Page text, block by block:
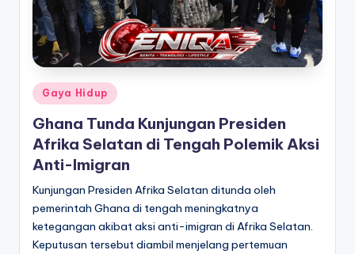
Posted
in
Gaya Hidup
Ghana Tunda Kunjungan Presiden
Afrika Selatan di Tengah Polemik Aksi
Anti-Imigran
Kunjungan Presiden Afrika Selatan ditunda oleh
pemerintah Ghana di tengah meningkatnya
ketegangan akibat aksi anti-imigran di Afrika Selatan.
Keputusan tersebut diambil menjelang pertemuan